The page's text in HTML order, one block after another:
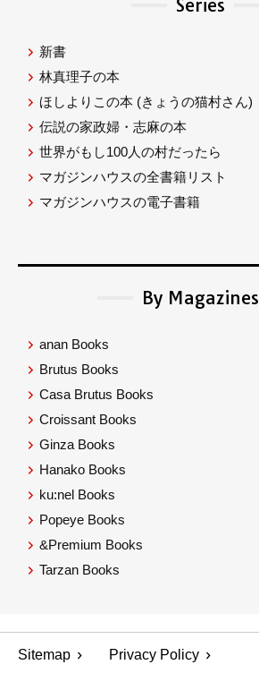
Series
新書
林真理子の本
ほしよりこの本 (きょうの猫村さん)
伝説の家政婦・志麻の本
世界がもし100人の村だったら
マガジンハウスの全書籍リスト
マガジンハウスの電子書籍
By Magazines
anan Books
Brutus Books
Casa Brutus Books
Croissant Books
Ginza Books
Hanako Books
ku:nel Books
Popeye Books
&Premium Books
Tarzan Books
Sitemap Privacy Policy